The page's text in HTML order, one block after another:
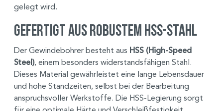
gelegt wird.
Gefertigt aus robustem HSS-Stahl
Der Gewindebohrer besteht aus HSS (High-Speed
Steel), einem besonders widerstandsfähigen Stahl.
Dieses Material gewährleistet eine lange Lebensdauer
und hohe Standzeiten, selbst bei der Bearbeitung
anspruchsvoller Werkstoffe. Die HSS-Legierung sorgt